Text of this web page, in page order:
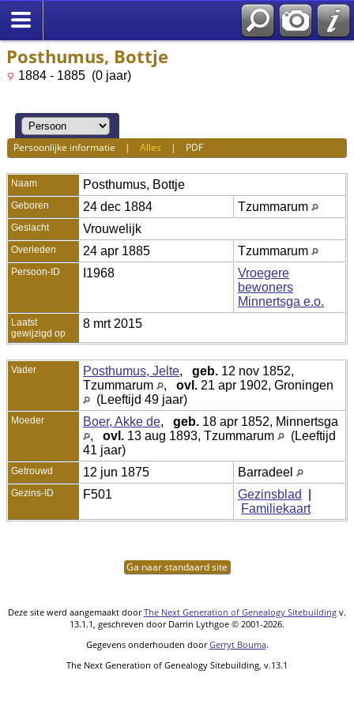
Posthumus, Bottje
1884 - 1885 (0 jaar)
Persoonlijke informatie |Alles | PDF
Naam Posthumus, Bottje
Geboren 24 dec 1884 Tzummarum
Geslacht Vrouwelijk
Overleden 24 apr 1885 Tzummarum
Persoon-ID I1968
Vroegere
bewoners
Minnertsga e.o.
Laatst
gewijzigd op
8 mrt 2015
Vader Posthumus, Jelte, geb. 12 nov 1852,
Tzummarum
, ovl. 21 apr 1902, Groningen
(Leeftijd 49 jaar)
Moeder Boer, Akke de, geb. 18 apr 1852, Minnertsga
, ovl. 13 aug 1893, Tzummarum
(Leeftijd
41 jaar)
Getrouwd 12 jun 1875 Barradeel
Gezins-ID F501 Gezinsblad
Familiekaart
Ga naar standaard site
Deze site werd aangemaakt doorThe Next Generation of Genealogy Sitebuilding v.
13.1.1, geschreven door Darrin Lythgoe © 2001-2026.
Gegevens onderhouden doorGerryt Bouma.
The Next Generation of Genealogy Sitebuilding, v.13.1